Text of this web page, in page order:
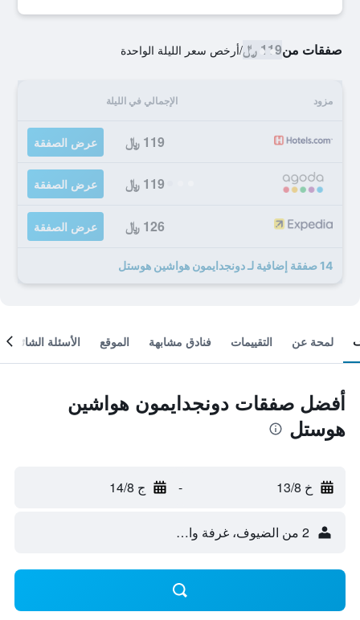
صفقات من119 ﷼ /أرخص سعر الليلة الواحدة
مزود الإجمالي في الليلة
119 ﷼ عرض الصفقة
119 ﷼ عرض الصفقة
126 ﷼ عرض الصفقة
14 صفقة إضافية لـ دونجدايمون هواشين هوستل
لمحة عن التقييمات فنادق مشابهة الموقع الأسئلة الشائعة
أفضل صفقات دونجدايمون هواشين
هوستل
خ 13/8 - ج 14/8
2 من الضيوف، غرفة واحدة